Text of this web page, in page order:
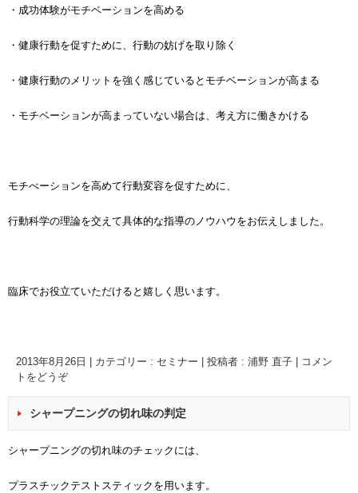
・成功体験がモチベーションを高める
・健康行動を促すために、行動の妨げを取り除く
・健康行動のメリットを強く感じているとモチベーションが高まる
・モチベーションが高まっていない場合は、考え方に働きかける
モチべーションを高めて行動変容を促すために、
行動科学の理論を交えて具体的な指導のノウハウをお伝えしました。
臨床でお役立ていただけると嬉しく思います。
2013年8月26日 カテゴリー : セミナー 投稿者 : 浦野 直子
コメン
トをどうぞ
シャープニングの切れ味の判定
シャープニングの切れ味のチェックには、
プラスチックテストスティックを用います。